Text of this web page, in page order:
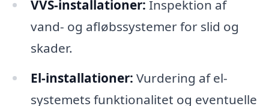
VVS-installationer: Inspektion af
vand- og afløbssystemer for slid og
skader.
El-installationer: Vurdering af el-
systemets funktionalitet og eventuelle